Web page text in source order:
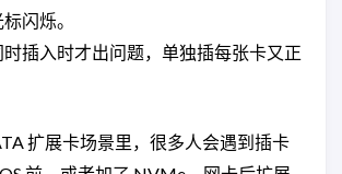
闪烁。
时插入时才出问题，单独插每张卡又正
扩展卡场景里，很多人会遇到插卡